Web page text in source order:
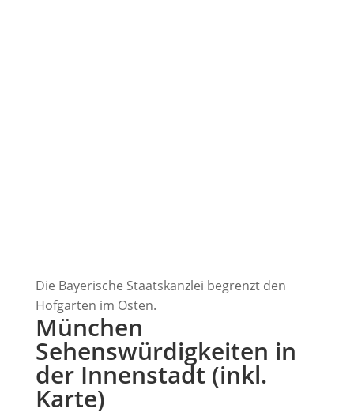
Die Bayerische Staatskanzlei begrenzt den
Hofgarten im Osten.
München
Sehenswürdigkeiten in
der Innenstadt (inkl.
Karte)